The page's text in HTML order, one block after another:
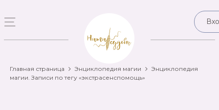
Главная страница Энциклопедия магии
Энциклопедия
магии. Записи по тегу «экстрасенспомощь»